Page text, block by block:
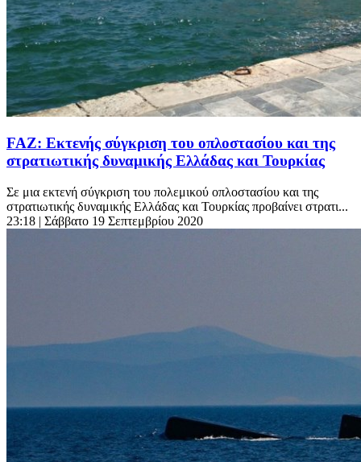
FAZ: Εκτενής σύγκριση του οπλοστασίου και της
στρατιωτικής δυναμικής Ελλάδας και Τουρκίας
Σε μια εκτενή σύγκριση του πολεμικού οπλοστασίου και της
στρατιωτικής δυναμικής Ελλάδας και Τουρκίας προβαίνει στρατι...
23:18 | Σάββατο 19 Σεπτεμβρίου 2020